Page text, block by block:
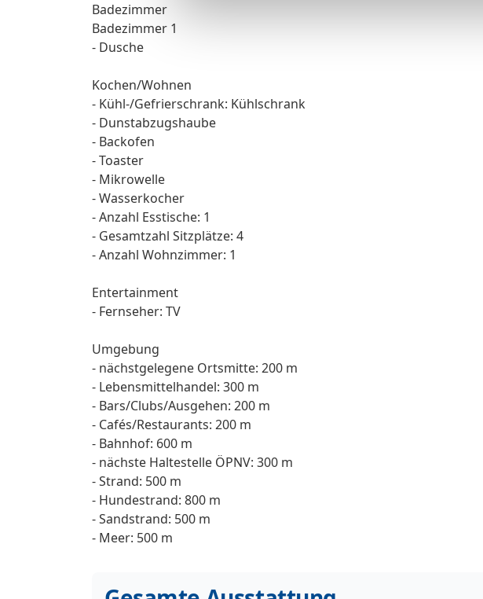
Badezimmer
Badezimmer 1
- Dusche
Kochen/Wohnen
- Kühl-/Gefrierschrank: Kühlschrank
- Dunstabzugshaube
- Backofen
- Toaster
- Mikrowelle
- Wasserkocher
- Anzahl Esstische: 1
- Gesamtzahl Sitzplätze: 4
- Anzahl Wohnzimmer: 1
Entertainment
- Fernseher: TV
Umgebung
- nächstgelegene Ortsmitte: 200 m
- Lebensmittelhandel: 300 m
- Bars/Clubs/Ausgehen: 200 m
- Cafés/Restaurants: 200 m
- Bahnhof: 600 m
- nächste Haltestelle ÖPNV: 300 m
- Strand: 500 m
- Hundestrand: 800 m
- Sandstrand: 500 m
- Meer: 500 m